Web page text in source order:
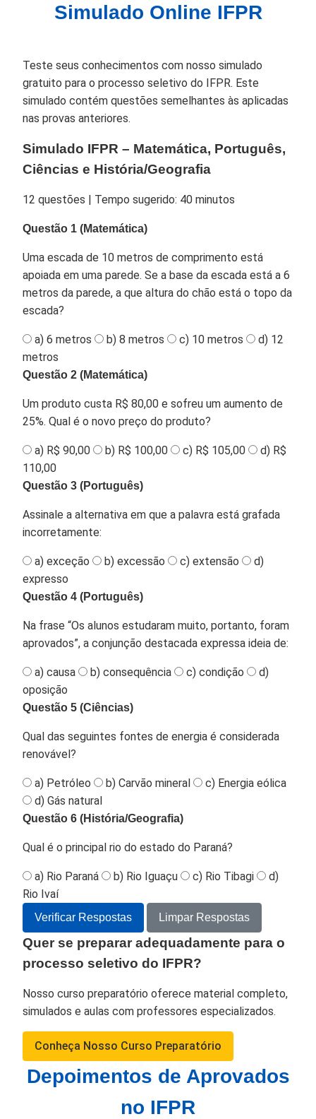
Simulado Online IFPR
Teste seus conhecimentos com nosso simulado
gratuito para o processo seletivo do IFPR. Este
simulado contém questões semelhantes às aplicadas
nas provas anteriores.
Simulado IFPR – Matemática, Português,
Ciências e História/Geografia
12 questões | Tempo sugerido: 40 minutos
Questão 1 (Matemática)
Uma escada de 10 metros de comprimento está
apoiada em uma parede. Se a base da escada está a 6
metros da parede, a que altura do chão está o topo da
escada?
a) 6 metros b) 8 metros c) 10 metros
d) 12
metros
Questão 2 (Matemática)
Um produto custa R$ 80,00 e sofreu um aumento de
25%. Qual é o novo preço do produto?
a) R$ 90,00 b) R$ 100,00 c) R$ 105,00
d) R$
110,00
Questão 3 (Português)
Assinale a alternativa em que a palavra está grafada
incorretamente:
a) exceção b) excessão c) extensão
d)
expresso
Questão 4 (Português)
Na frase “Os alunos estudaram muito, portanto, foram
aprovados”, a conjunção destacada expressa ideia de:
a) causa b) consequência c) condição
d)
oposição
Questão 5 (Ciências)
Qual das seguintes fontes de energia é considerada
renovável?
a) Petróleo b) Carvão mineral
c) Energia eólica
d) Gás natural
Questão 6 (História/Geografia)
Qual é o principal rio do estado do Paraná?
a) Rio Paraná b) Rio Iguaçu c) Rio Tibagi
d)
Rio Ivaí
Verificar Respostas Limpar Respostas
Quer se preparar adequadamente para o
processo seletivo do IFPR?
Nosso curso preparatório oferece material completo,
simulados e aulas com professores especializados.
Conheça Nosso Curso Preparatório
Depoimentos de Aprovados
no IFPR